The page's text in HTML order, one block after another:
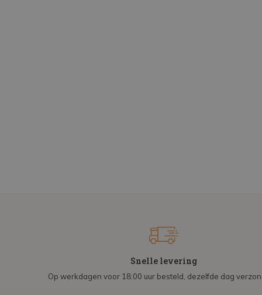
Snelle levering
Op werkdagen voor 18:00 uur besteld, dezelfde dag